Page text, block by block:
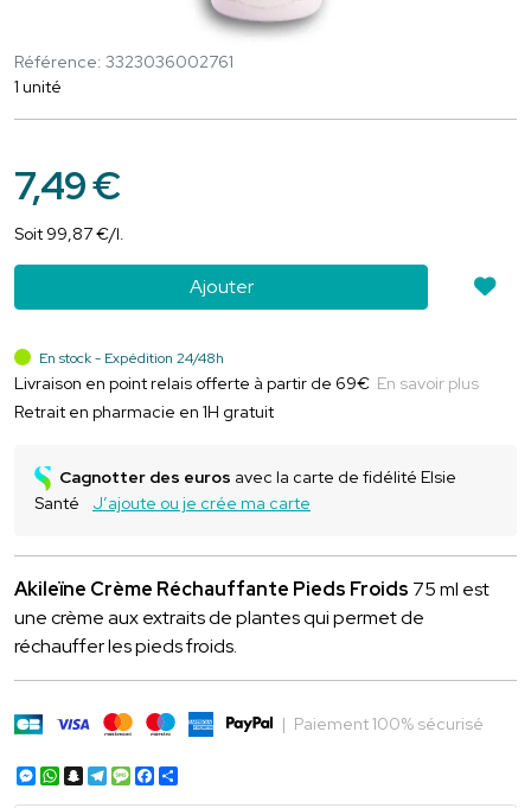
Référence: 3323036002761
1 unité
7,49€
Soit 99,87€/l.
Ajouter
En stock - Expédition 24/48h
Livraison en point relais offerte à partir de 69€ En savoir plus
Retrait en pharmacie en 1H gratuit
Cagnotter des euros avec la carte de fidélité Elsie
Santé
J’ajoute ou je crée ma carte
Akileïne Crème Réchauffante Pieds Froids 75 ml est
une crème aux extraits de plantes qui permet de
réchauffer les pieds froids.
| Paiement 100% sécurisé
Messenger
WhatsApp
Snapchat
Telegram
Message
Facebook